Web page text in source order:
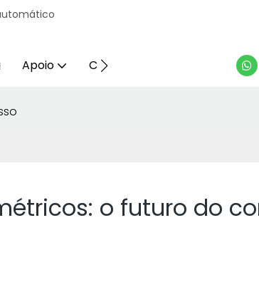
Apoio Contato
o futuro do